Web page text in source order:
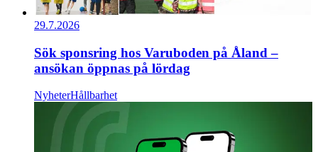
29.7.2026
Sök sponsring hos Varuboden på Åland –
ansökan öppnas på lördag
NyheterHållbarhet